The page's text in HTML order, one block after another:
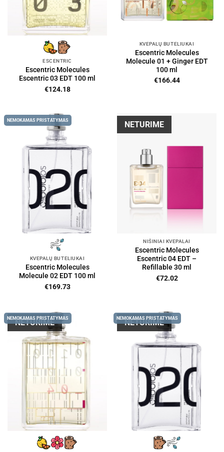
ESCENTRIC
Escentric Molecules
Escentric 03 EDT 100 ml
€124.18
KVEPALŲ BUTELIUKAI
Escentric Molecules
Molecule 01 + Ginger EDT
100 ml
€166.44
NEMOKAMAS PRISTATYMAS
KVEPALŲ BUTELIUKAI
Escentric Molecules
Molecule 02 EDT 100 ml
€169.73
NETURIME
NIŠINIAI KVEPALAI
Escentric Molecules
Escentric 04 EDT –
Refillable 30 ml
€72.02
NEMOKAMAS PRISTATYMAS
NETURIME NEMOKAMAS PRISTATYMAS
NETURIME